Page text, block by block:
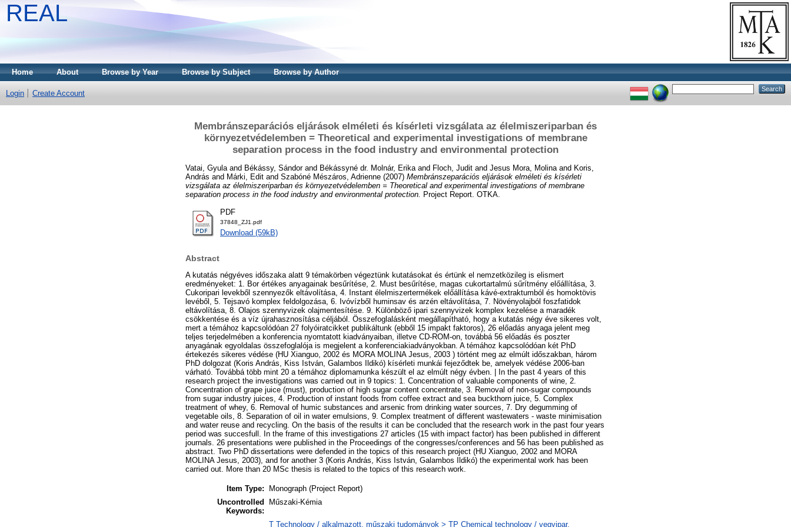
REAL
Home About Browse by Year Browse by Subject Browse by Author
Login Create Account
Membránszeparációs eljárások elméleti és kísérleti vizsgálata az élelmiszeriparban és
környezetvédelemben = Theoretical and experimental investigations of membrane
separation process in the food industry and environmental protection
Vatai, Gyula and Békássy, Sándorand Békássyné dr. Molnár, Erika and Floch, Judit and Jesus Mora, Molina and Koris,
András and Márki, Edit and Szabóné Mészáros, Adrienne (2007) Membránszeparációs eljárások elméleti és kísérleti
vizsgálata az élelmiszeriparban és környezetvédelemben = Theoretical and experimental investigations of membrane
separation process in the food industry and environmental protection. Project Report. OTKA.
PDF
37848_ZJ1.pdf
Download (59kB)
Abstract
A kutatás négyéves időszaka alatt 9 témakörben végeztünk kutatásokat és értünk el nemzetközileg is elismert
eredményeket: 1. Bor értékes anyagainak besűrítése, 2. Must besűrítése, magas cukortartalmú sűrítmény előállítása, 3.
Cukoripari levekből szennyezők eltávolítása, 4. Instant élelmiszertermékek előállítása kávé-extraktumból és homoktövis
levéből, 5. Tejsavó komplex feldolgozása, 6. Ivóvízből huminsav és arzén eltávolítása, 7. Növényolajból foszfatidok
eltávolítása, 8. Olajos szennyvizek olajmentesítése. 9. Különböző ipari szennyvizek komplex kezelése a maradék
csökkentése és a víz újrahasznosítása céljából. Összefoglalásként megállapítható, hogy a kutatás négy éve sikeres volt,
mert a témához kapcsolódóan 27 folyóiratcikket publikáltunk (ebből 15 impakt faktoros), 26 előadás anyaga jelent meg
teljes terjedelmében a konferencia nyomtatott kiadványaiban, illetve CD-ROM-on, továbbá 56 előadás és poszter
anyagának egyoldalas összefoglalója is megjelent a konferenciakiadványokban. A témához kapcsolódóan két PhD
értekezés sikeres védése (HU Xianguo, 2002 és MORA MOLINA Jesus, 2003 ) történt meg az elmúlt időszakban, három
PhD dolgozat (Koris András, Kiss István, Galambos Ildikó) kísérleti munkái fejeződtek be, amelyek védése 2006-ban
várható. Továbbá több mint 20 a témához diplomamunka készült el az elmúlt négy évben. | In the past 4 years of this
research project the investigations was carried out in 9 topics: 1. Concentration of valuable components of wine, 2.
Concentration of grape juice (must), production of high sugar content concentrate, 3. Removal of non-sugar compounds
from sugar industry juices, 4. Production of instant foods from coffee extract and sea buckthorn juice, 5. Complex
treatment of whey, 6. Removal of humic substances and arsenic from drinking water sources, 7. Dry degumming of
vegetable oils, 8. Separation of oil in water emulsions, 9. Complex treatment of different wastewaters - waste minimisation
and water reuse and recycling. On the basis of the results it can be concluded that the research work in the past four years
period was succesfull. In the frame of this investigations 27 articles (15 with impact factor) has been published in different
journals. 26 presentations were published in the Proceedings of the congresses/conferences and 56 has been published as
abstract. Two PhD dissertations were defended in the topics of this research project (HU Xianguo, 2002 and MORA
MOLINA Jesus, 2003), and for another 3 (Koris András, Kiss István, Galambos Ildikó) the experimental work has been
carried out. More than 20 MSc thesis is related to the topics of this research work.
Item Type:
Monograph (Project Report)
Uncontrolled
Keywords:
Műszaki-Kémia
T Technology / alkalmazott, műszaki tudományok > TP Chemical technology / vegyipar,